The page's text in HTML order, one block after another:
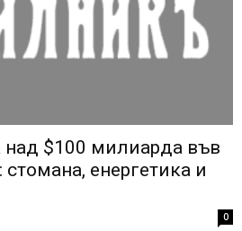
над $100 милиарда във
енергетика и
0